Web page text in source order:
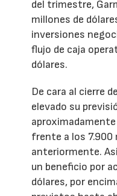
del trimestre,
millones de
inversiones
flujo de caja
dólares.
De cara al cierre
elevado su
frente a los
anteriormente.
un beneficio por
dólares, por